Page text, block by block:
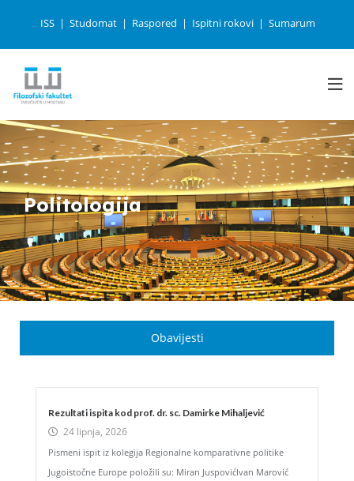
ISS Studomat Raspored Ispitni rokovi Sumarum
Politologija
Obavijesti
Rezultati ispita kod prof. dr. sc. Damirke Mihaljević
24 lipnja, 2026
Pismeni ispit iz kolegija Regionalne komparativne politike
Jugoistočne Europe položili su: Miran JuspovićIvan Marović